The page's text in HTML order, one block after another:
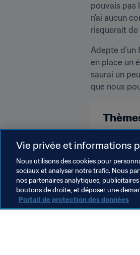
pouvais pas
n'ai aucun
risquerait de
Adepte d'un
en place un
saurai un
que nous
Vie privée et informations
Nous utilisons des cookies pour
sociaux et analyser notre trafic. Nous
nos partenaires analytiques,
boutons de droite, et déposer une
Portail de protection des données